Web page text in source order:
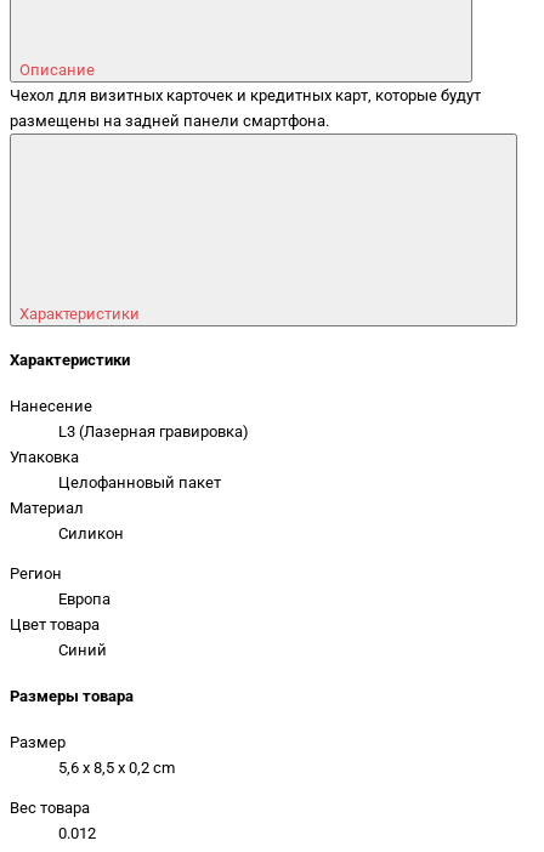
Описание
Чехол для визитных карточек и кредитных карт, которые будут
размещены на задней панели смартфона.
Характеристики
Характеристики
Нанесение
L3 (Лазерная гравировка)
Упаковка
Целофанновый пакет
Материал
Силикон
Регион
Европа
Цвет товара
Синий
Размеры товара
Размер
5,6 x 8,5 x 0,2 cm
Вес товара
0.012